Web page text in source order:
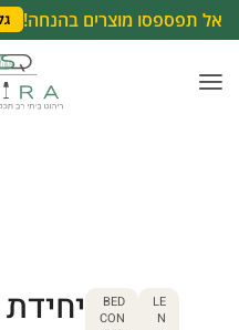
אל תפספסו מוצרים בהנחה!
LE
N
BED
CON
יחידת